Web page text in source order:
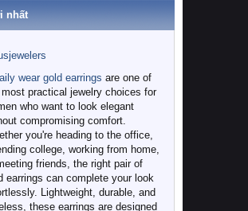
nhất
wear gold earrings are one of
practical jewelry choices for
who want to look elegant
compromising comfort.
you're heading to the office,
college, working from home,
friends, the right pair of
earrings can complete your look
Lightweight, durable, and
these earrings are designed